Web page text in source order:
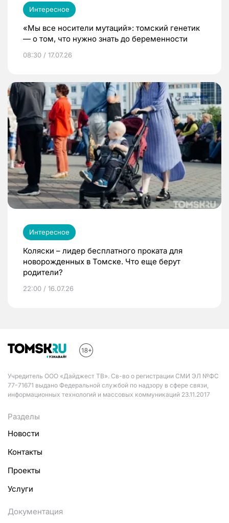
Интересное
«Мы все носители мутаций»: томский генетик
— о том, что нужно знать до беременности
08:30 / 17.07.26
Интересное
Коляски – лидер бесплатного проката для
новорожденных в Томске. Что еще берут
родители?
22:00 / 16.07.26
Учредитель ООО «Дайджест ТВ». Св-во о регистрации СМИ ЭЛ №ФС
77-71671 выдано Федеральной службой по надзору в сфере связи,
информационных технологий и массовых коммуникаций 23.11.2017
Разделы
Новости
Контакты
Проекты
Услуги
Документация